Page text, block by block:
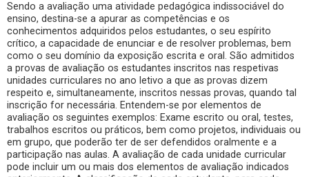
Sendo a avaliação uma atividade pedagógica indissociável do
ensino, destina-se a apurar as competências e os
conhecimentos adquiridos pelos estudantes, o seu espírito
crítico, a capacidade de enunciar e de resolver problemas, bem
como o seu domínio da exposição escrita e oral. São admitidos
a provas de avaliação os estudantes inscritos nas respetivas
unidades curriculares no ano letivo a que as provas dizem
respeito e, simultaneamente, inscritos nessas provas, quando tal
inscrição for necessária. Entendem-se por elementos de
avaliação os seguintes exemplos: Exame escrito ou oral, testes,
trabalhos escritos ou práticos, bem como projetos, individuais ou
em grupo, que poderão ter de ser defendidos oralmente e a
participação nas aulas. A avaliação de cada unidade curricular
pode incluir um ou mais dos elementos de avaliação indicados